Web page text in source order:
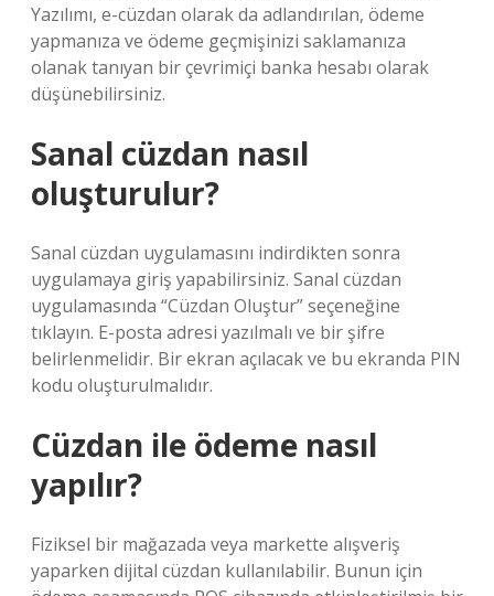
Yazılımı, e-cüzdan olarak da adlandırılan, ödeme
yapmanıza ve ödeme geçmişinizi saklamanıza
olanak tanıyan bir çevrimiçi banka hesabı olarak
düşünebilirsiniz.
Sanal cüzdan nasıl
oluşturulur?
Sanal cüzdan uygulamasını indirdikten sonra
uygulamaya giriş yapabilirsiniz. Sanal cüzdan
uygulamasında “Cüzdan Oluştur” seçeneğine
tıklayın. E-posta adresi yazılmalı ve bir şifre
belirlenmelidir. Bir ekran açılacak ve bu ekranda PIN
kodu oluşturulmalıdır.
Cüzdan ile ödeme nasıl
yapılır?
Fiziksel bir mağazada veya markette alışveriş
yaparken dijital cüzdan kullanılabilir. Bunun için